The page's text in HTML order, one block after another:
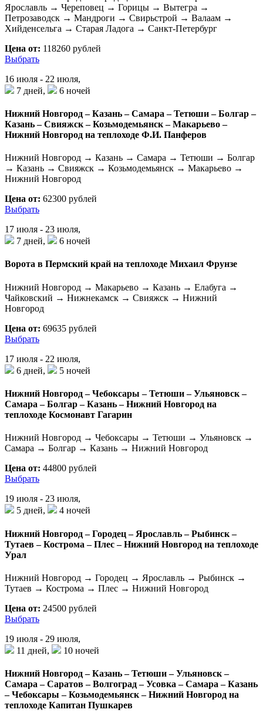
Ярославль → Череповец → Горицы → Вытегра →
Петрозаводск → Мандроги → Свирьстрой → Валаам →
Хийденсельга → Старая Ладога → Санкт-Петербург
Цена от: 118260 рублей
Выбрать
16 июля - 22 июля,
7 дней,
6 ночей
Нижний Новгород – Казань – Самара – Тетюши – Болгар –
Казань – Свияжск – Козьмодемьянск – Макарьево –
Нижний Новгород на теплоходе Ф.И. Панферов
Нижний Новгород → Казань → Самара → Тетюши → Болгар
→ Казань → Свияжск → Козьмодемьянск → Макарьево →
Нижний Новгород
Цена от: 62300 рублей
Выбрать
17 июля - 23 июля,
7 дней,
6 ночей
Ворота в Пермский край на теплоходе Михаил Фрунзе
Нижний Новгород → Макарьево → Казань → Елабуга →
Чайковский → Нижнекамск → Свияжск → Нижний
Новгород
Цена от: 69635 рублей
Выбрать
17 июля - 22 июля,
6 дней,
5 ночей
Нижний Новгород – Чебоксары – Тетюши – Ульяновск –
Самара – Болгар – Казань – Нижний Новгород на
теплоходе Космонавт Гагарин
Нижний Новгород → Чебоксары → Тетюши → Ульяновск →
Самара → Болгар → Казань → Нижний Новгород
Цена от: 44800 рублей
Выбрать
19 июля - 23 июля,
5 дней,
4 ночей
Нижний Новгород – Городец – Ярославль – Рыбинск –
Тутаев – Кострома – Плес – Нижний Новгород на теплоходе
Урал
Нижний Новгород → Городец → Ярославль → Рыбинск →
Тутаев → Кострома → Плес → Нижний Новгород
Цена от: 24500 рублей
Выбрать
19 июля - 29 июля,
11 дней,
10 ночей
Нижний Новгород – Казань – Тетюши – Ульяновск –
Самара – Саратов – Волгоград – Усовка – Самара – Казань
– Чебоксары – Козьмодемьянск – Нижний Новгород на
теплоходе Капитан Пушкарев